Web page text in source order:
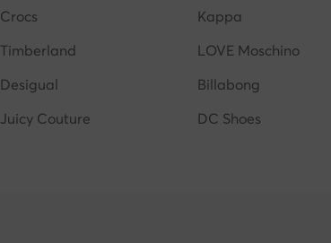
Crocs Kappa
Timberland LOVE Moschino
Desigual Billabong
Juicy Couture DC Shoes